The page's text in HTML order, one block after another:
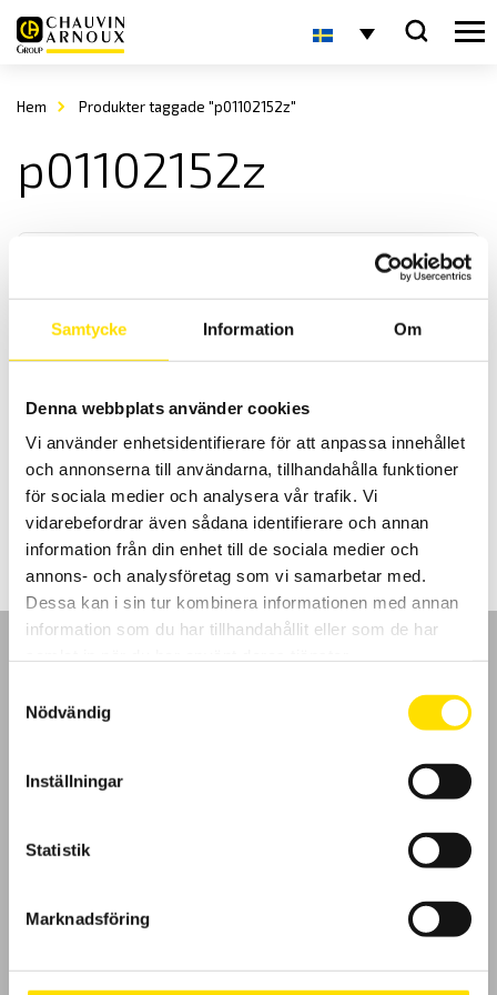
Samtycke Information Om
Denna webbplats använder cookies
Vi använder enhetsidentifierare för att anpassa innehållet
och annonserna till användarna, tillhandahålla funktioner
för sociala medier och analysera vår trafik. Vi
vidarebefordrar även sådana identifierare och annan
information från din enhet till de sociala medier och
annons- och analysföretag som vi samarbetar med.
Dessa kan i sin tur kombinera informationen med annan
information som du har tillhandahållit eller som de har
Nödvändig
Inställningar
Statistik
Marknadsföring
Hem Produkter taggade "p01102152z"
p01102152z
Tillbehör CA745N, CA755 & CA757
Utbytesprobar samt tillbehör till CA745N spänningsprovare samt
CA755 och CA757 multitestare.
209.00kr–1,360.00krPrisintervall:
209.00 kr
till
1,360.00 kr
LÄS MER